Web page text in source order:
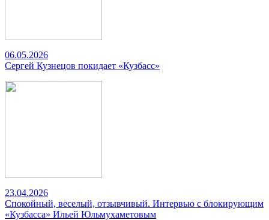
06.05.2026
Сергей Кузнецов покидает «Кузбасс»
23.04.2026
Спокойный, веселый, отзывчивый. Интервью с блокирующим
«Кузбасса» Ильей Юльмухаметовым